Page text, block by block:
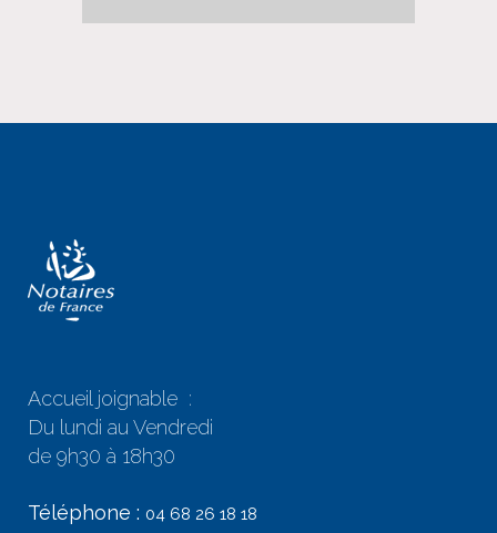
Accueil joignable :
Du lundi au Vendredi
de 9h30 à 18h30
Téléphone : 04 68 26 18 18